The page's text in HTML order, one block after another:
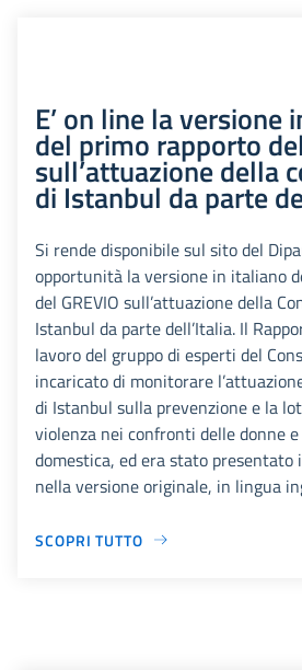
E’ on line la versione
del primo rapporto
sull’attuazione della
di Istanbul da parte
Si rende disponibile sul sito del
opportunità la versione in italiano
del GREVIO sull’attuazione della
Istanbul da parte dell’Italia. Il
lavoro del gruppo di esperti del
incaricato di monitorare
di Istanbul sulla prevenzione e la
violenza nei confronti delle donne
domestica, ed era stato
nella versione originale, in lingua
SCOPRI TUTTO